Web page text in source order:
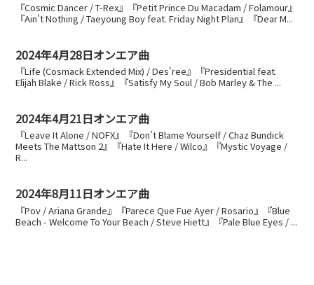
『Cosmic Dancer / T-Rex』『Petit Prince Du Macadam / Folamour』
『Ain't Nothing / Taeyoung Boy feat. Friday Night Plan』『Dear M...
2024年4月28日オンエア曲
『Life (Cosmack Extended Mix) / Des'ree』『Presidential feat.
Elijah Blake / Rick Ross』『Satisfy My Soul / Bob Marley & The ...
2024年4月21日オンエア曲
『Leave It Alone / NOFX』『Don't Blame Yourself / Chaz Bundick
Meets The Mattson 2』『Hate It Here / Wilco』『Mystic Voyage /
R...
2024年8月11日オンエア曲
『Pov / Ariana Grande』『Parece Que Fue Ayer / Rosario』『Blue
Beach - Welcome To Your Beach / Steve Hiett』『Pale Blue Eyes / ...